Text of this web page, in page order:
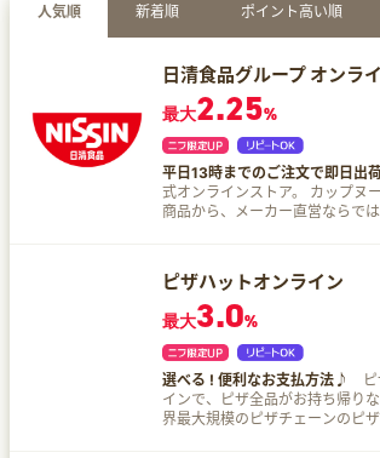
人気順 新着順 ポイント高い順
日清食品グループ オンラ
最大2.25%
平日13時までのご注文で即日出
式オンラインストア。 カップヌードルなどの定番
商品から、メーカー直営ならで
でも送料一律でお届けします♪
ピザハットオンライン
最大3.0%
選べる ! 便利なお支払方法♪
ピ
インで、ピザ全品がお持ち帰りな
界最大規模のピザチェーンのピ